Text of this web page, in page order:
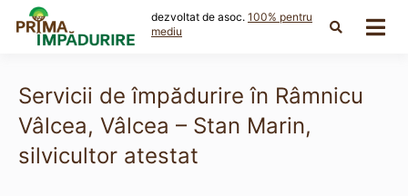
content
dezvoltat de asoc. 100% pentru
mediu
Servicii de împădurire în Râmnicu
Vâlcea, Vâlcea – Stan Marin,
silvicultor atestat